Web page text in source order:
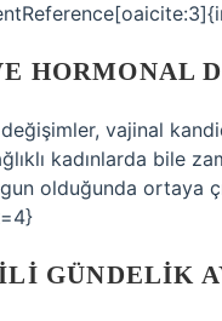
HORMONAL
vajinal
kadınlarda bile
olduğunda ortaya
GÜNDELIK